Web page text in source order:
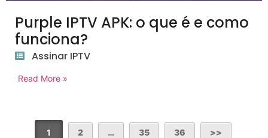
Purple IPTV APK: o que é e como
funciona?
Assinar IPTV
Read More »
1 2 … 35 36